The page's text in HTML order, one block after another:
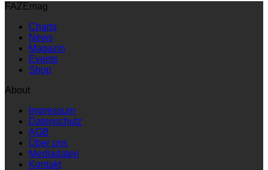
FAZEmag
Charts
News
Magazin
Events
Shop
About
Impressum
Datenschutz
AGB
Über uns
Mediadaten
Kontakt